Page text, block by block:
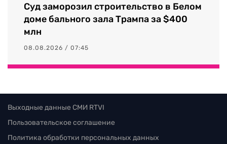
Суд заморозил строительство в Белом
доме бального зала Трампа за $400
млн
08.08.2026 / 07:45
Выходные данные СМИ RTVI
Пользовательское соглашение
Политика обработки персональных данных